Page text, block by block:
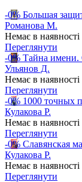
-0% Большая
Романова М.
Немає в наявності
Переглянути
-0% Тайна имени.
Ульянов Д.
Немає в наявності
Переглянути
-0% 1000 точных
Кулакова Р.
Немає в наявності
Переглянути
-0% Славянская
Кулакова Р.
Немає в наявності
Переглянути